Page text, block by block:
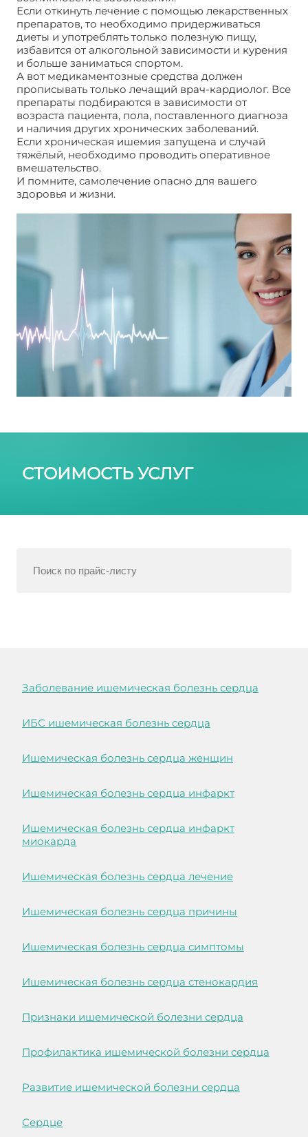
Если откинуть лечение с помощью лекарственных
препаратов, то необходимо придерживаться
диеты и употреблять только полезную пищу,
избавится от алкогольной зависимости и курения
и больше заниматься спортом.
А вот медикаментозные средства должен
прописывать только лечащий врач-кардиолог. Все
препараты подбираются в зависимости от
возраста пациента, пола, поставленного диагноза
и наличия других хронических заболеваний.
Если хроническая ишемия запущена и случай
тяжёлый, необходимо проводить оперативное
вмешательство.
И помните, самолечение опасно для вашего
здоровья и жизни.
СТОИМОСТЬ УСЛУГ
Заболевание ишемическая болезнь сердца
ИБС ишемическая болезнь сердца
Ишемическая болезнь сердца женщин
Ишемическая болезнь сердца инфаркт
Ишемическая болезнь сердца инфаркт
миокарда
Ишемическая болезнь сердца лечение
Ишемическая болезнь сердца причины
Ишемическая болезнь сердца симптомы
Ишемическая болезнь сердца стенокардия
Признаки ишемической болезни сердца
Профилактика ишемической болезни сердца
Развитие ишемической болезни сердца
Сердце